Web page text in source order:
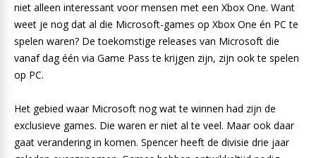
niet alleen interessant voor mensen met een Xbox One. Want
weet je nog dat al die Microsoft-games op Xbox One én PC te
spelen waren? De toekomstige releases van Microsoft die
vanaf dag één via Game Pass te krijgen zijn, zijn ook te spelen
op PC.
Het gebied waar Microsoft nog wat te winnen had zijn de
exclusieve games. Die waren er niet al te veel. Maar ook daar
gaat verandering in komen. Spencer heeft de divisie drie jaar